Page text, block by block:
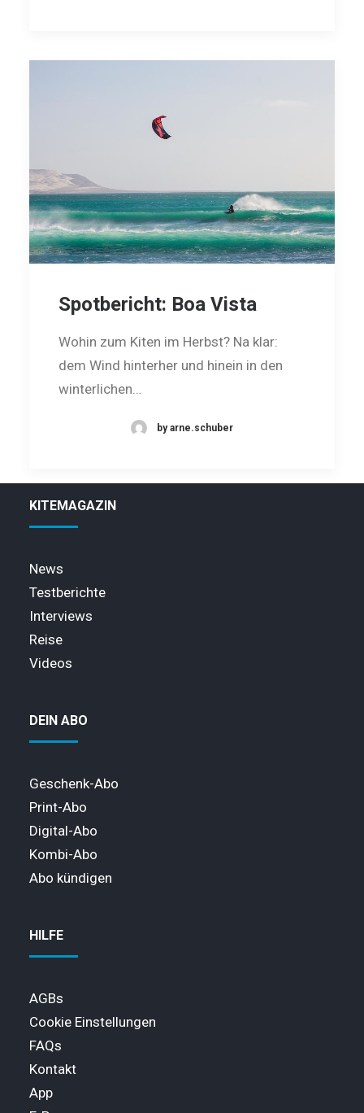
Spotbericht: Boa Vista
Wohin zum Kiten im Herbst? Na klar:
dem Wind hinterher und hinein in den
win­terlichen…
by arne.schuber
KITEMAGAZIN
News
Testberichte
Interviews
Reise
Videos
DEIN ABO
Geschenk-Abo
Print-Abo
Digital-Abo
Kombi-Abo
Abo kündigen
HILFE
AGBs
Cookie Einstellungen
FAQs
Kontakt
App